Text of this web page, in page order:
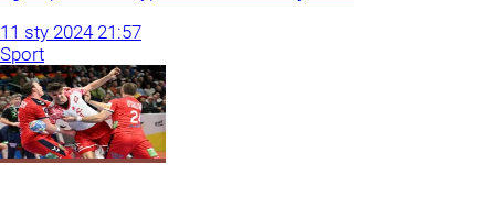
11 sty 2024 21:57
Sport